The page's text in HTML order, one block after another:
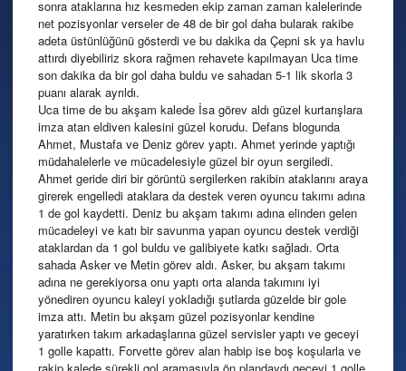
sonra ataklarına hız kesmeden ekip zaman zaman kalelerinde
net pozisyonlar verseler de 48 de bir gol daha bularak rakibe
adeta üstünlüğünü gösterdi ve bu dakika da Çepni sk ya havlu
attırdı diyebiliriz skora rağmen rehavete kapılmayan Uca time
son dakika da bir gol daha buldu ve sahadan 5-1 lik skorla 3
puanı alarak ayrıldı.
Uca time de bu akşam kalede İsa görev aldı güzel kurtarışlara
imza atan eldiven kalesini güzel korudu. Defans blogunda
Ahmet, Mustafa ve Deniz görev yaptı. Ahmet yerinde yaptığı
müdahalelerle ve mücadelesiyle güzel bir oyun sergiledi.
Ahmet geride diri bir görüntü sergilerken rakibin ataklarını araya
girerek engelledi ataklara da destek veren oyuncu takımı adına
1 de gol kaydetti. Deniz bu akşam takımı adına elinden gelen
mücadeleyi ve katı bir savunma yapan oyuncu destek verdiği
ataklardan da 1 gol buldu ve galibiyete katkı sağladı. Orta
sahada Asker ve Metin görev aldı. Asker, bu akşam takımı
adına ne gerekiyorsa onu yaptı orta alanda takımını iyi
yönediren oyuncu kaleyi yokladığı şutlarda güzelde bir gole
imza attı. Metin bu akşam güzel pozisyonlar kendine
yaratırken takım arkadaşlarına güzel servisler yaptı ve geceyi
1 golle kapattı. Forvette görev alan habip ise boş koşularla ve